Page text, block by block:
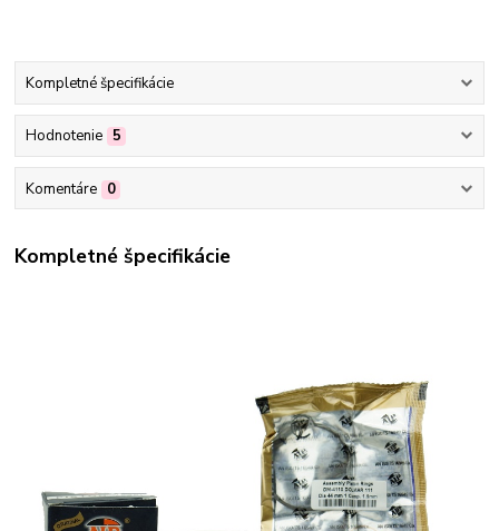
Kompletné špecifikácie
Hodnotenie 5
Komentáre 0
Kompletné špecifikácie